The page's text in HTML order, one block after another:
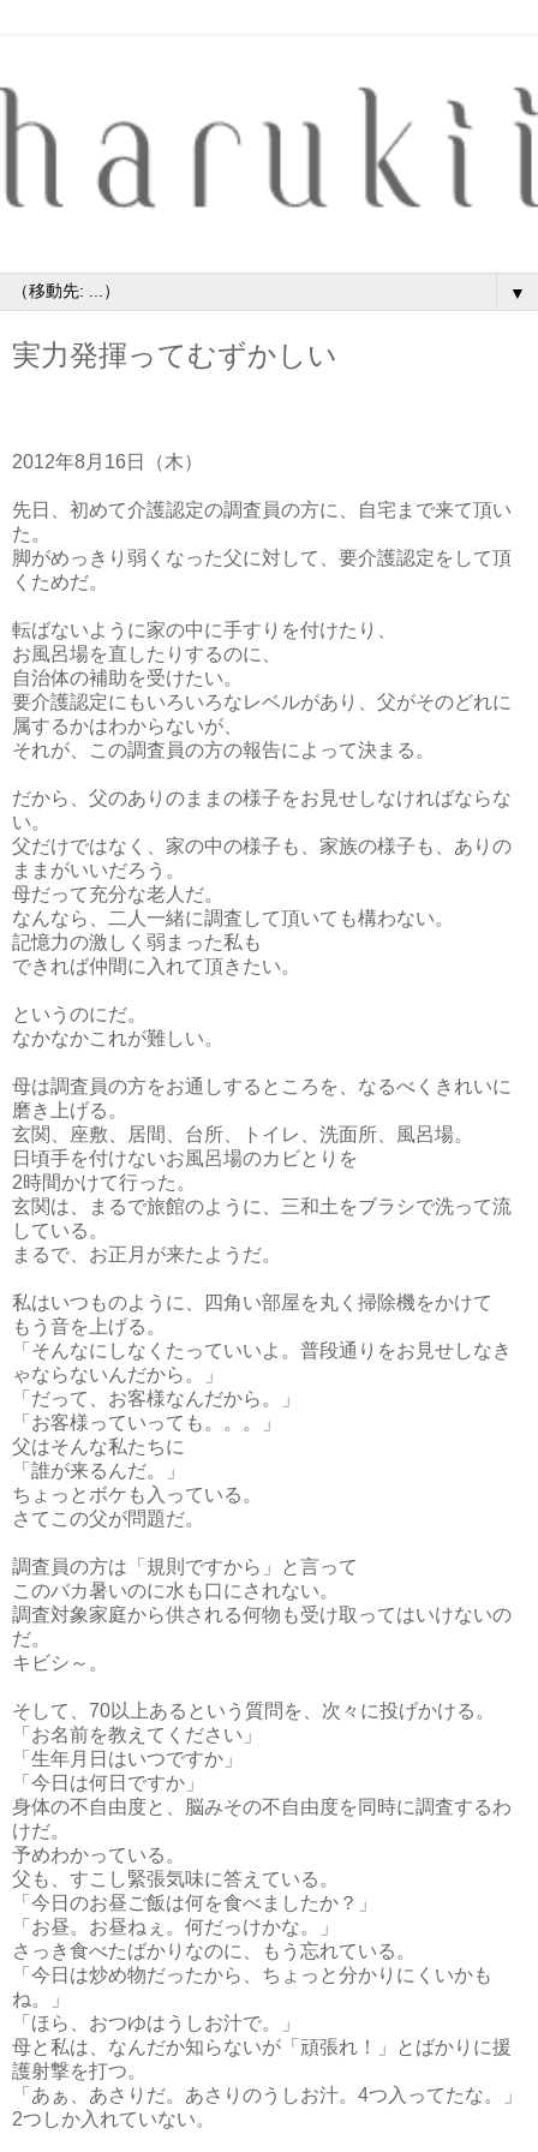
▼
実力発揮ってむずかしい
2012年8月16日（木）
先日、初めて介護認定の調査員の方に、自宅まで来て頂い
た。
脚がめっきり弱くなった父に対して、要介護認定をして頂
くためだ。
転ばないように家の中に手すりを付けたり、
お風呂場を直したりするのに、
自治体の補助を受けたい。
要介護認定にもいろいろなレベルがあり、父がそのどれに
属するかはわからないが、
それが、この調査員の方の報告によって決まる。
だから、父のありのままの様子をお見せしなければならな
い。
父だけではなく、家の中の様子も、家族の様子も、ありの
ままがいいだろう。
母だって充分な老人だ。
なんなら、二人一緒に調査して頂いても構わない。
記憶力の激しく弱まった私も
できれば仲間に入れて頂きたい。
というのにだ。
なかなかこれが難しい。
母は調査員の方をお通しするところを、なるべくきれいに
磨き上げる。
玄関、座敷、居間、台所、トイレ、洗面所、風呂場。
日頃手を付けないお風呂場のカビとりを
2時間かけて行った。
玄関は、まるで旅館のように、三和土をブラシで洗って流
している。
まるで、お正月が来たようだ。
私はいつものように、四角い部屋を丸く掃除機をかけて
もう音を上げる。
「そんなにしなくたっていいよ。普段通りをお見せしなき
ゃならないんだから。」
「だって、お客様なんだから。」
「お客様っていっても。。。」
父はそんな私たちに
「誰が来るんだ。」
ちょっとボケも入っている。
さてこの父が問題だ。
調査員の方は「規則ですから」と言って
このバカ暑いのに水も口にされない。
調査対象家庭から供される何物も受け取ってはいけないの
だ。
キビシ～。
そして、70以上あるという質問を、次々に投げかける。
「お名前を教えてください」
「生年月日はいつですか」
「今日は何日ですか」
身体の不自由度と、脳みその不自由度を同時に調査するわ
けだ。
予めわかっている。
父も、すこし緊張気味に答えている。
「今日のお昼ご飯は何を食べましたか？」
「お昼。お昼ねぇ。何だっけかな。」
さっき食べたばかりなのに、もう忘れている。
「今日は炒め物だったから、ちょっと分かりにくいかも
ね。」
「ほら、おつゆはうしお汁で。」
母と私は、なんだか知らないが「頑張れ！」とばかりに援
護射撃を打つ。
「あぁ、あさりだ。あさりのうしお汁。4つ入ってたな。」
2つしか入れていない。